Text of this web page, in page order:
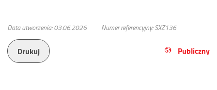
Data utworzenia: 03.06.2026 Numer referencyjny: SXZ136
Drukuj Publiczny